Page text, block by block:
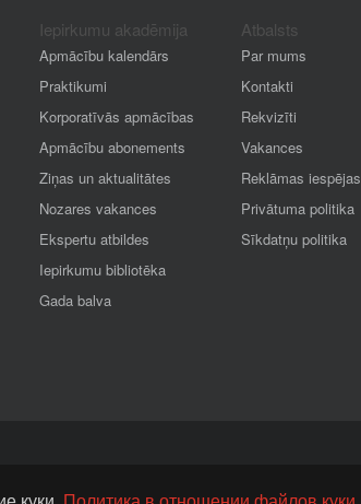
Iepirkumu akadēmija
Apmācību kalendārs
Praktikumi
Korporatīvās apmācības
Apmācību abonements
Ziņas un aktualitātes
Nozares vakances
Ekspertu atbildes
Iepirkumu bibliotēka
Gada balva
Atbalsts
Par mums
Kontakti
Rekvizīti
Vakances
Reklāmas iespējas
Privātuma politika
Sīkdatņu politika